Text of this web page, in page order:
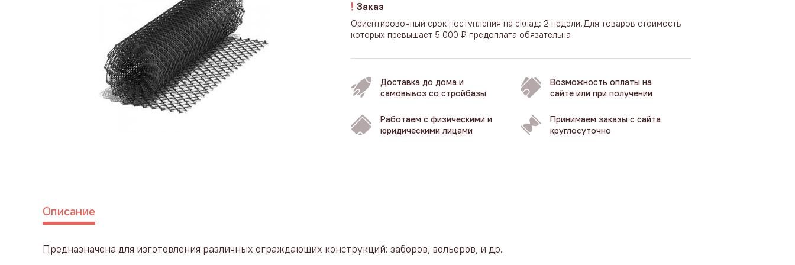
Заказ
Ориентировочный срок поступления на склад: 2 недели.Для товаров стоимость
которых превышает 5 000 ₽ предоплата обязательна
Доставка до дома и
самовывоз со стройбазы
Возможность оплаты на
сайте или при получении
Работаем с физическими и
юридическими лицами
Принимаем заказы с сайта
круглосуточно
Описание
Предназначена для изготовления различных ограждающих конструкций: заборов, вольеров, и др.